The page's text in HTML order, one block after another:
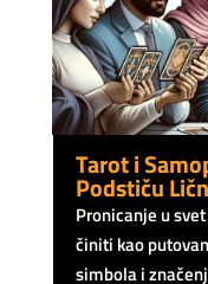
Tarot i
Podstiču
Pronicanje u
činiti kao
simbola i